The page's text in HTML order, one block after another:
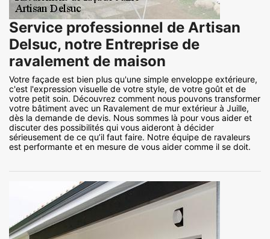
Service professionnel de Artisan
Delsuc, notre Entreprise de
ravalement de maison
Votre façade est bien plus qu'une simple enveloppe extérieure,
c'est l'expression visuelle de votre style, de votre goût et de
votre petit soin. Découvrez comment nous pouvons transformer
votre bâtiment avec un Ravalement de mur extérieur à Juille,
dès la demande de devis. Nous sommes là pour vous aider et
discuter des possibilités qui vous aideront à décider
sérieusement de ce qu’il faut faire. Notre équipe de ravaleurs
est performante et en mesure de vous aider comme il se doit.